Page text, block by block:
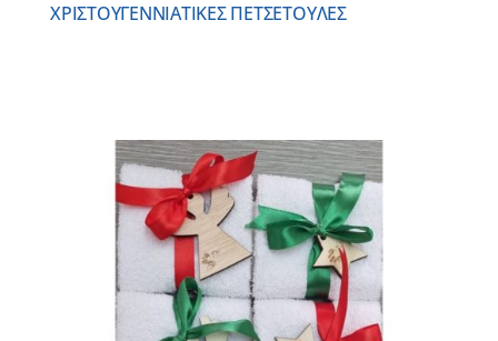
ΧΡΙΣΤΟΥΓΕΝΝΙAΤΙΚΕΣ ΠΕΤΣΕΤΟYΛΕΣ